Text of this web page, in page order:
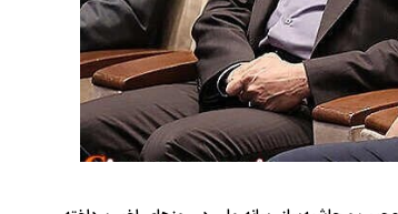
حدید ۱۱۰؛ نسخه سریع‌تر، پنهان‌کارتر و
هواپیمای مرموز E-11A BACN چیست؟